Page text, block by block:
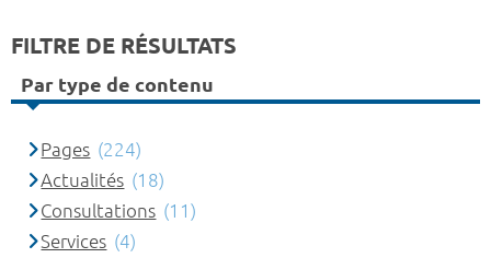
FILTRE DE RÉSULTATS
Par type de contenu
Pages (224)
Actualités (18)
Consultations (11)
Services (4)